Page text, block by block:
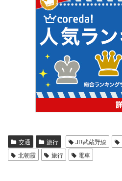
交通 旅行 JR武蔵野線
北朝霞
旅行 電車